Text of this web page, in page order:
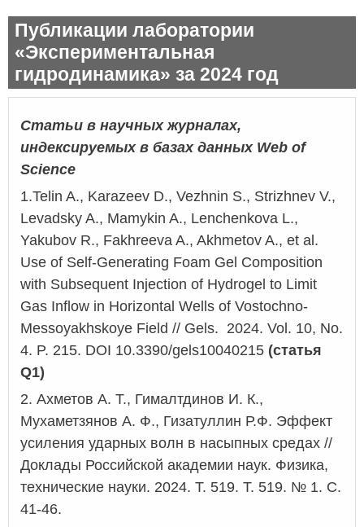
Публикации лаборатории
«Экспериментальная
гидродинамика» за 2024 год
Статьи в научных журналах,
индексируемых в базах данных Web of
Science
1.Telin A., Karazeev D., Vezhnin S., Strizhnev V.,
Levadsky A., Mamykin A., Lenchenkova L.,
Yakubov R., Fakhreeva A., Akhmetov A., et al.
Use of Self-Generating Foam Gel Composition
with Subsequent Injection of Hydrogel to Limit
Gas Inflow in Horizontal Wells of Vostochno-
Messoyakhskoye Field // Gels. 2024. Vol. 10, No.
4. P. 215. DOI 10.3390/gels10040215 (статья
Q1)
2. Ахметов А. Т., Гималтдинов И. К.,
Мухаметзянов А. Ф., Гизатуллин Р.Ф. Эффект
усиления ударных волн в насыпных средах //
Доклады Российской академии наук. Физика,
технические науки. 2024. Т. 519. Т. 519. № 1. С.
41-46.